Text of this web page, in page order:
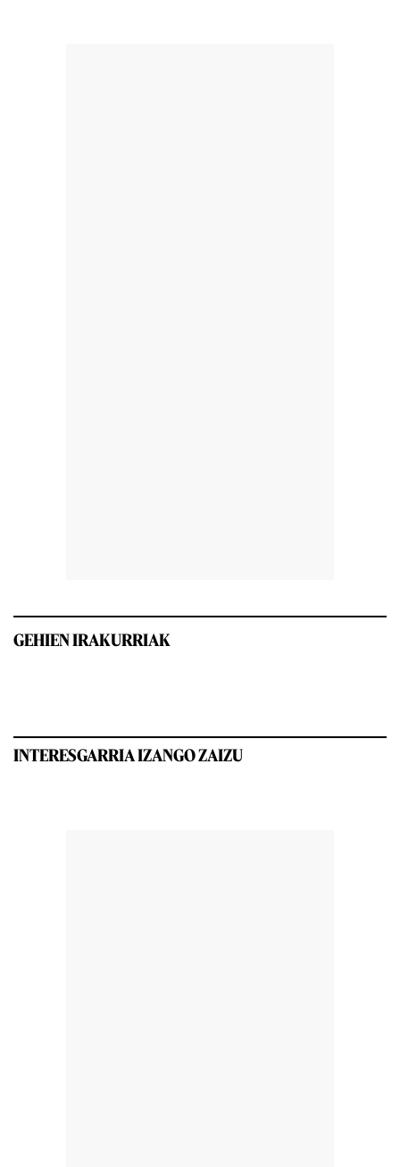
GEHIEN IRAKURRIAK
INTERESGARRIA IZANGO ZAIZU